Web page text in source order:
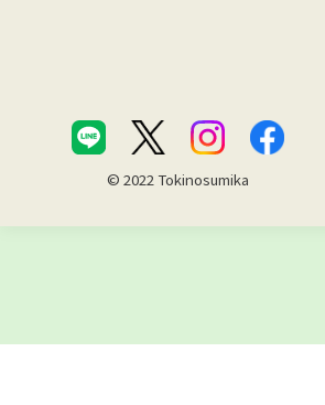
© 2022 Tokinosumika